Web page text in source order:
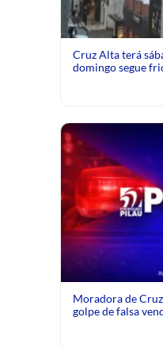
Cruz Alta terá
domingo segue
Moradora de
golpe de falsa